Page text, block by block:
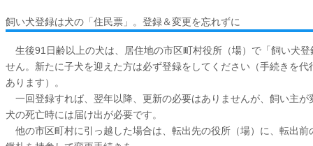
飼い犬登録は犬の「住民票」。登録＆変更を忘れずに
生後91日齢以上の犬は、居住地の市区町村役所（場）で「飼い犬
せん。新たに子犬を迎えた方は必ず登録をしてください（手続きを
あります）。
一回登録すれば、翌年以降、更新の必要はありませんが、飼い主が
犬の死亡時には届け出が必要です。
他の市区町村に引っ越した場合は、転出先の役所（場）に、転出前